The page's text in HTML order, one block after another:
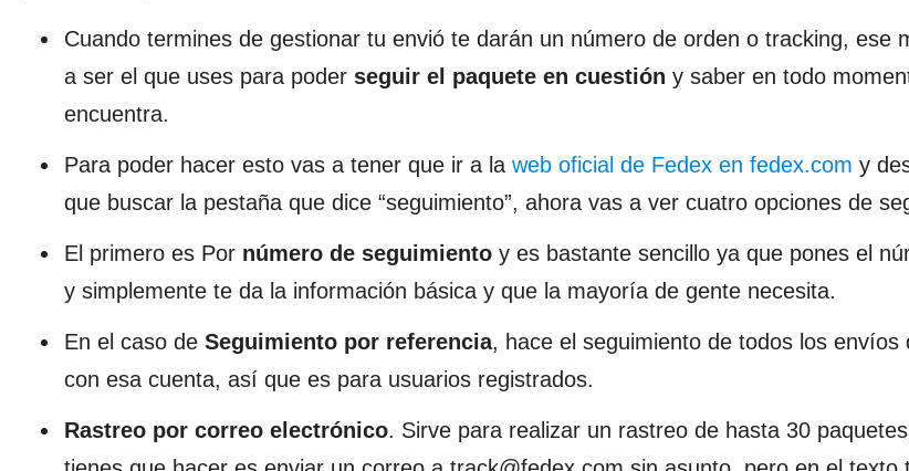
Cuando termines de gestionar tu envió te darán un número de orden o tracking, ese
a ser el que uses para poder seguir el paquete en cuestión y saber en todo
encuentra.
Para poder hacer esto vas a tener que ir a la web oficial de Fedex en fedex.com y
que buscar la pestaña que dice “seguimiento”, ahora vas a ver cuatro opciones de
El primero es Por número de seguimiento y es bastante sencillo ya que pones el
y simplemente te da la información básica y que la mayoría de gente necesita.
En el caso de Seguimiento por referencia, hace el seguimiento de todos los envíos
con esa cuenta, así que es para usuarios registrados.
Rastreo por correo electrónico. Sirve para realizar un rastreo de hasta 30